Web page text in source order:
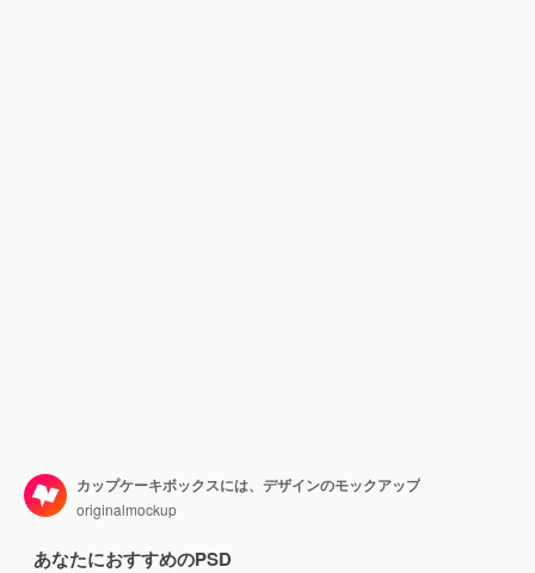
カップケーキボックスには、デザインのモックアップ
originalmockup
あなたにおすすめのPSD